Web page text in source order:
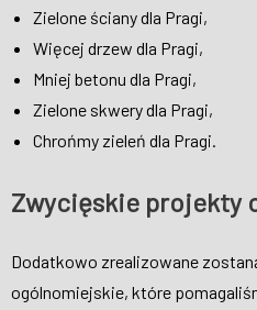
Zielone ściany dla Pragi,
Więcej drzew dla Pragi,
Mniej betonu dla Pragi,
Zielone skwery dla Pragi,
Chrońmy zieleń dla Pragi.
Zwycięskie projekty
Dodatkowo zrealizowane
ogólnomiejskie, które